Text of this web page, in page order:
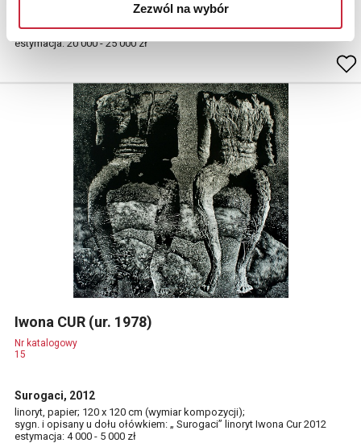
Zezwól na wybór
technika własna, bawełniana barwiona, płótno, folia; 295 x 190 cm;
sygn. i opisana na wszywce: Aut: ANNA BUCZKOWSKA / Tyt:
TRAMPLET EARTH / - WHAT
estymacja: 20 000 - 25 000 zł
Iwona CUR (ur. 1978)
Nr katalogowy
15
Surogaci, 2012
linoryt, papier; 120 x 120 cm (wymiar kompozycji);
sygn. i opisany u dołu ołówkiem: „ Surogaci” linoryt Iwona Cur 2012
estymacja: 4 000 - 5 000 zł